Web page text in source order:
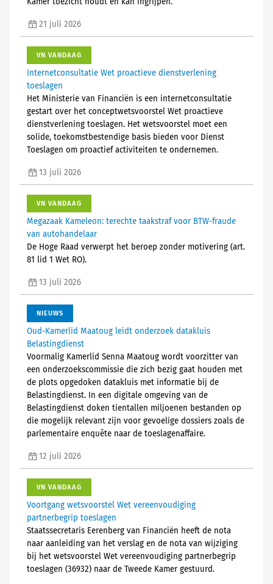
21 juli 2026
VN VANDAAG
Internetconsultatie Wet proactieve dienstverlening
toeslagen
Het Ministerie van Financiën is een internetconsultatie
gestart over het conceptwetsvoorstel Wet proactieve
dienstverlening toeslagen. Het wetsvoorstel moet een
solide, toekomstbestendige basis bieden voor Dienst
Toeslagen om proactief activiteiten te ondernemen.
13 juli 2026
VN VANDAAG
Megazaak Kameleon: terechte taakstraf voor BTW-fraude
van autohandelaar
De Hoge Raad verwerpt het beroep zonder motivering (art.
81 lid 1 Wet RO).
13 juli 2026
NIEUWS
Oud-Kamerlid Maatoug leidt onderzoek datakluis
Belastingdienst
Voormalig Kamerlid Senna Maatoug wordt voorzitter van
een onderzoekscommissie die zich bezig gaat houden met
de plots opgedoken datakluis met informatie bij de
Belastingdienst. In een digitale omgeving van de
Belastingdienst doken tientallen miljoenen bestanden op
die mogelijk relevant zijn voor gevoelige dossiers zoals de
parlementaire enquête naar de toeslagenaffaire.
12 juli 2026
VN VANDAAG
Voortgang wetsvoorstel Wet vereenvoudiging
partnerbegrip toeslagen
Staatssecretaris Eerenberg van Financiën heeft de nota
naar aanleiding van het verslag en de nota van wijziging
bij het wetsvoorstel Wet vereenvoudiging partnerbegrip
toeslagen (36932) naar de Tweede Kamer gestuurd.